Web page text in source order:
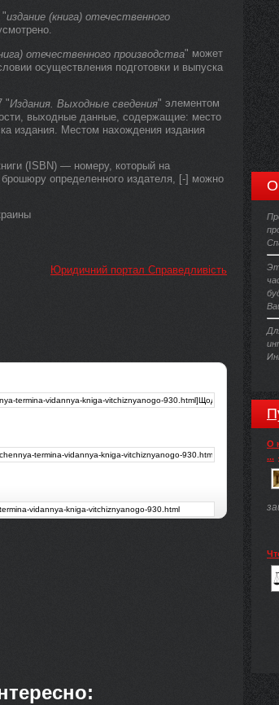
"издание (книга) отечественного
отечественного производства" может
осуществления подготовки и выпуска
"Издания. Выходные сведения" элементом
выходные данные, содержащие: место
издания. Местом нахождения издания
(ISBN) — номеру, который на
определенного издателя, [-] можно
Юридичний портал Справедливість
О
...